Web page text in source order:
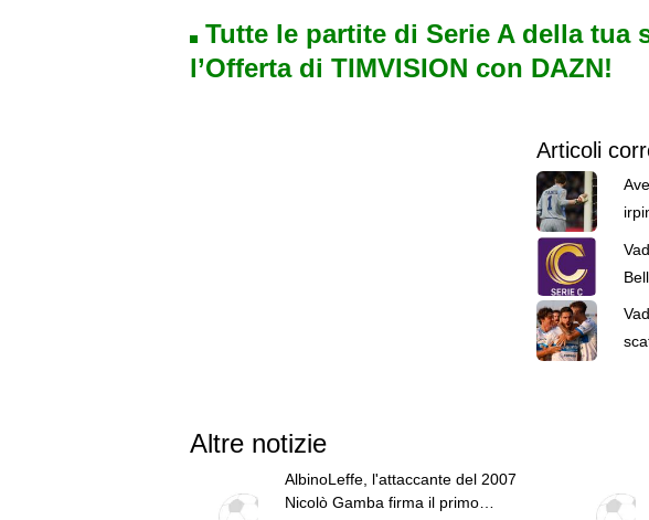
Tutte le partite di Serie A della tua
l’Offerta di TIMVISION con DAZN!
Articoli
Altre notizie
AlbinoLeffe, l'attaccante del 2007
Nicolò Gamba firma il primo